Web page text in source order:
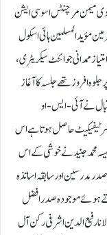
دی میمن مرچنٹس اسوسی ایشن
مؤید المسلمین ہائی اسکول
امتیاز ممدانی جوائنٹ سیکریٹری،
افروز تھے جلسہ کا آغاز
نےآئی- ایس- او
حاصل ہوتا ہے اس
محمد جنید نے خوشی کے اس
مدرسین اور سابقہ اساتذہ
ہوئے موجودہ صدر افضل
رفیع الدین اشرفی رکن آل